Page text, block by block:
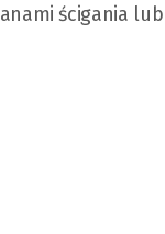
ścigania